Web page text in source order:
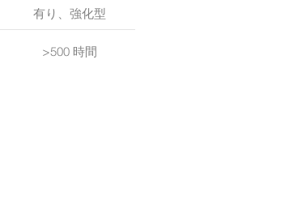
有り、強化型
>500 時間